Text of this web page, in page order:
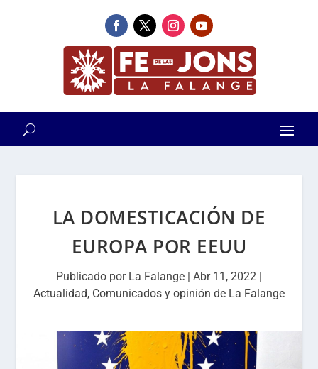
LA DOMESTICACIÓN DE
EUROPA POR EEUU
Publicado por La Falange | Abr 11, 2022 |
Actualidad, Comunicados y opinión de La Falange